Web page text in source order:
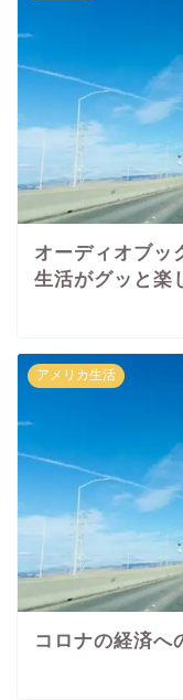
オーディオブッ
生活がグッと楽
アメリカ生活
コロナの経済へ